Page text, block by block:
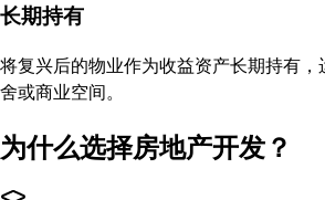
长期持有
将复兴后的物业作为收益资产长期持有
舍或商业空间。
为什么选择房地产开发？